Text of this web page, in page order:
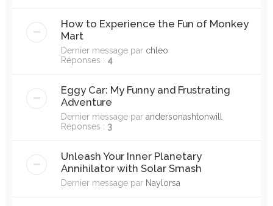
How to Experience the Fun of Monkey
Mart
Dernier message par chleo
Réponses : 4
Eggy Car: My Funny and Frustrating
Adventure
Dernier message par andersonashtonwill
Réponses : 3
Unleash Your Inner Planetary
Annihilator with Solar Smash
Dernier message par Naylorsa